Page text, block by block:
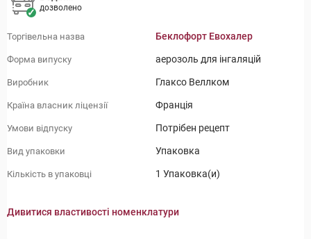
дозволено
Торгівельна назва Беклофорт Евохалер
Форма випуску аерозоль для інгаляцій
Виробник Глаксо Веллком
Країна власник ліцензії Франція
Умови відпуску Потрібен рецепт
Вид упаковки Упаковка
Кількість в упаковці 1 Упаковка(и)
Дивитися властивості номенклатури